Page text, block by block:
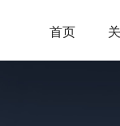
首页